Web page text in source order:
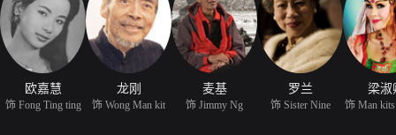
欧嘉慧
饰 Fong Ting ting
龙刚
饰 Wong Man kit
麦基
饰 Jimmy Ng
罗兰
饰 Sister Nine
梁淑
饰 Man